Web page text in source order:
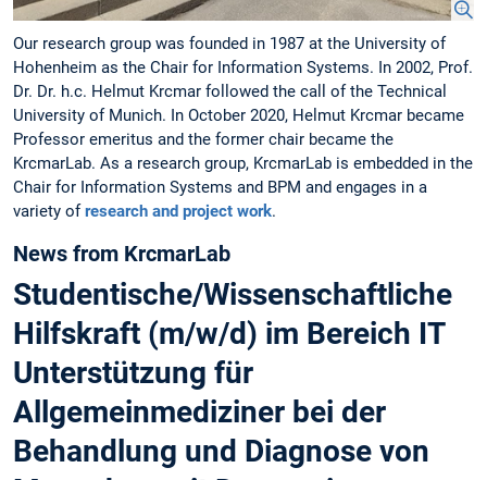
Our research group was founded in 1987 at the University of
Hohenheim as the Chair for Information Systems. In 2002, Prof.
Dr. Dr. h.c. Helmut Krcmar followed the call of the Technical
University of Munich. In October 2020, Helmut Krcmar became
Professor emeritus and the former chair became the
KrcmarLab. As a research group, KrcmarLab is embedded in the
Chair for Information Systems and BPM and engages in a
variety of research and project work.
News from KrcmarLab
Studentische/Wissenschaftliche
Hilfskraft (m/w/d) im Bereich IT
Unterstützung für
Allgemeinmediziner bei der
Behandlung und Diagnose von